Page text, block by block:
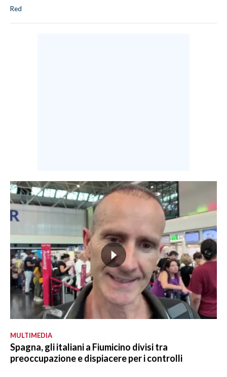
Red
MULTIMEDIA
Spagna, gli italiani a Fiumicino divisi tra
preoccupazione e dispiacere per i controlli